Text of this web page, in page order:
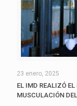
23 enero, 2025
EL IMD REALIZÓ
MUSCULACIÓN